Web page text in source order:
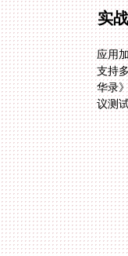
实
应用
议测